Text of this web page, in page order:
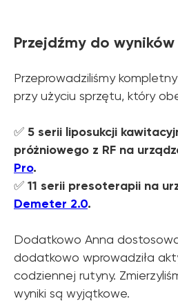
Przejdźmy do wyników
Przeprowadziliśmy
przy użyciu sprzętu, który
✅ 5 serii liposukcji
próżniowego z RF na
Pro.
✅ 11 serii presoterapii na
Demeter 2.0.
Dodatkowo Anna
dodatkowo wprowadziła
codziennej rutyny.
wyniki są wyjątkowe.